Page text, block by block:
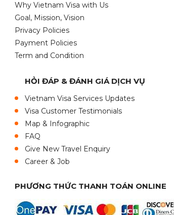
Why Vietnam Visa with Us
Goal, Mission, Vision
Privacy Policies
Payment Policies
Term and Condition
HỎI ĐÁP & ĐÁNH GIÁ DỊCH VỤ
Vietnam Visa Services Updates
Visa Customer Testimonials
Map & Infographic
FAQ
Give New Travel Enquiry
Career & Job
PHƯƠNG THỨC THANH TOÁN ONLINE